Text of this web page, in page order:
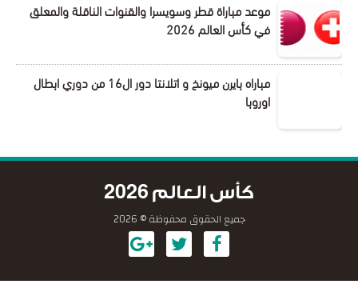
موعد مباراة قطر وسويسرا والقنوات الناقلة والمعلق
في كأس العالم 2026
مباراه بايرن ميونخ و اتلانتا دور ال16 من دوري ابطال
اوروبا
كأس العالم 2026
جميع الحقوق محفوظة © 2026